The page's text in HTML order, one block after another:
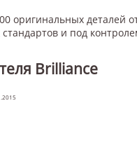
оригинальных деталей
и под
Brilliance